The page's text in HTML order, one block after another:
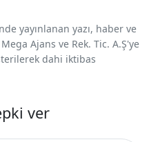
yayınlanan yazı, haber ve
Ajans ve Rek. Tic. A.Ş'ye
dahi iktibas
ver